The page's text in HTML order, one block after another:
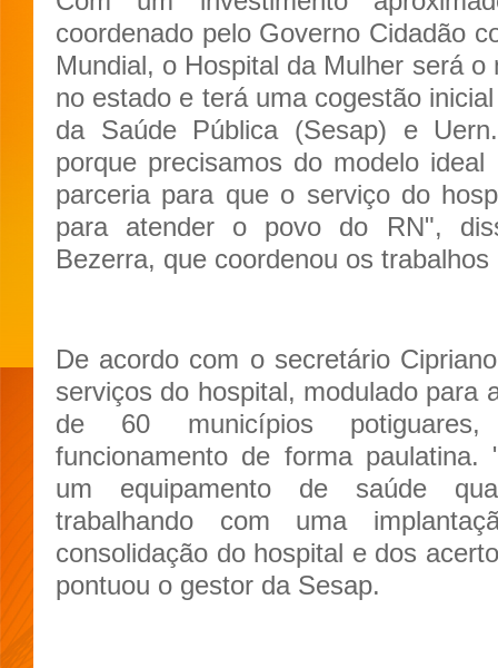
coordenado pelo Governo Cidadão
Mundial, o Hospital da Mulher será
no estado e terá uma cogestão
da Saúde Pública (Sesap) e
porque precisamos do modelo
parceria para que o serviço do
para atender o povo do RN",
Bezerra, que coordenou os
De acordo com o secretário
serviços do hospital, modulado para
de 60 municípios
funcionamento de forma
um equipamento de saúde
trabalhando com uma
consolidação do hospital e dos
pontuou o gestor da Sesap.